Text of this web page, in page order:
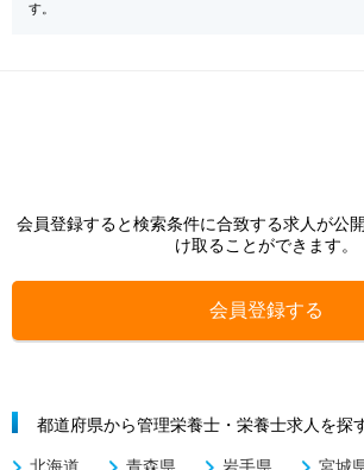
す。
会員登録すると検索条件に合致する求人が公
け取ることができます。
会員登録する
都道府県から管理栄養士・栄養士求人を探